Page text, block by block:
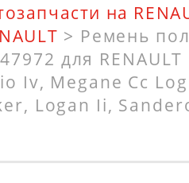
на
> Ремень
для
Iv, Megane Cc
Logan Ii,